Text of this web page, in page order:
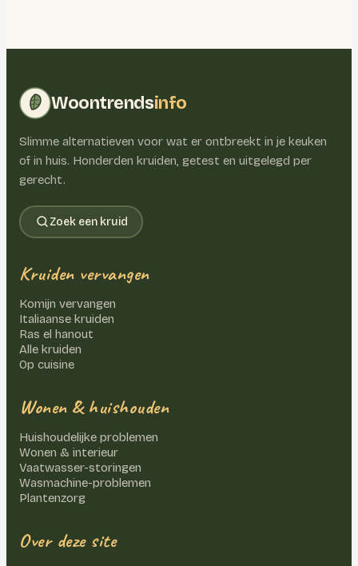
Woontrendsinfo
Slimme alternatieven voor wat er ontbreekt in je keuken
of in huis. Honderden kruiden, getest en uitgelegd per
gerecht.
Zoek een kruid
Kruiden vervangen
Komijn vervangen
Italiaanse kruiden
Ras el hanout
Alle kruiden
Op cuisine
Wonen & huishouden
Huishoudelijke problemen
Wonen & interieur
Vaatwasser-storingen
Wasmachine-problemen
Plantenzorg
Over deze site